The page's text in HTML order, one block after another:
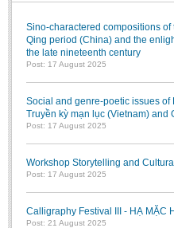
Sino-charactered compositions
Qing period (China) and the
the late nineteenth century
Post: 17 August 2025
Social and genre-poetic issues of
Truyền kỳ mạn lục (Vietnam) and
Post: 17 August 2025
Workshop Storytelling and
Post: 17 August 2025
Calligraphy Festival III - HẠ MẶC
Post: 21 August 2025